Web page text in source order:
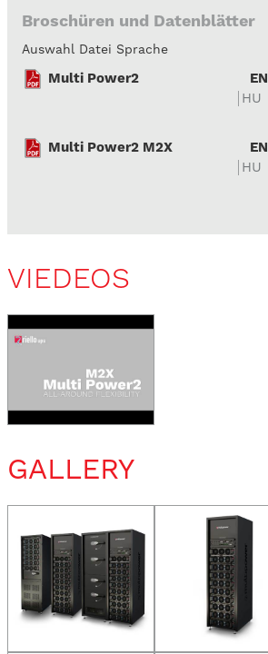
Broschüren und Datenblätter
Auswahl Datei Sprache
Multi Power2 EN
HU
Multi Power2 M2X
EN
HU
VIEDEOS
GALLERY